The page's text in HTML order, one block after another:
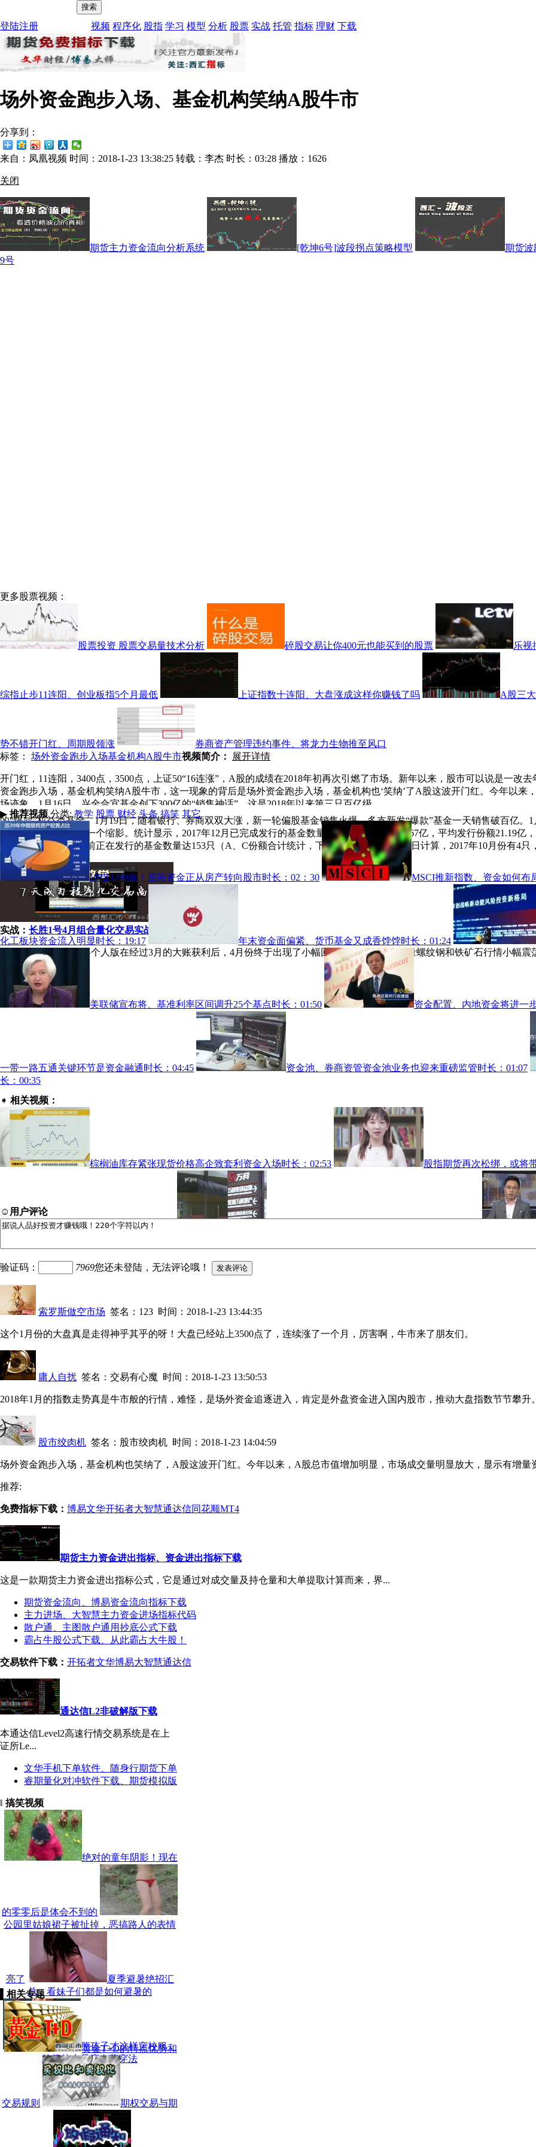
登陆注册 视频 程序化 股指 学习 模型 分析 股票 实战 托管 指标 理财 下载
场外资金跑步入场、基金机构笑纳A股牛市
分享到：
来自：凤凰视频 时间：2018-1-23 13:38:25 转载：李杰 时长：03:28 播放：1626
关闭
期货主力资金流向分析系统 [乾坤6号]波段拐点策略模型 期货波
9号
更多股票视频：
股票投资 股票交易量技术分析 碎股交易让你400元也能买到的股票 乐视
综指止步11连阳、创业板指5个月最低 上证指数十连阳、大盘涨成这样你赚钱了吗 A股三
势不错开门红、周期股领涨
券商资产管理违约事件、将龙力生物推至风口
标签： 场外资金跑步入场基金机构A股牛市视频简介： 展开详情
开门红，11连阳，3400点，3500点，上证50“16连涨”，A股的成绩在2018年初再次引燃了市场。新年以来，股市可以说是一改
资金跑步入场，基金机构笑纳A股牛市，这一现象的背后是场外资金跑步入场，基金机构也‘笑纳’了A股这波开门红。今年以
场迹象。1月16日，兴全合宜基金创下300亿的“销售神话”。这是2018年以来第三只百亿级...
的“爆款”权益类基金。1月19日，随着银行、券商双双大涨，新一轮偏股基金销售火爆，多支新发“爆款”基金一天销售破百亿
成为近期基金销售的一个缩影。统计显示，2017年12月已完成发行的基金数量30只，发行份额635.67亿，平均发行份额21.19
对于市场的追捧。目前正在发行的基金数量达153只（A、C份额合计统计，下同），按照募集起始日计算，2017年10月份有4只，
实战： 长胜1号4月组合量化交易实战交易
长胜1号量化交易策略个人版在经过3月的大账获利后，4月份终于出现了小幅回撤现像，整个四月量螺纹钢和铁矿石行情小幅震
▶ 推荐视频 分类: 教学 股票 财经 头条 搞笑 其它
沪指3200点！居民资金正从房产转向股市时长：02：30 MSCI推新指数、资金如何布
化工板块资金流入明显时长：19:17 年末资金面偏紧、货币基金又成香饽饽时长：01:24
美联储宣布将、基准利率区间调升25个基点时长：01:50 资金配置、内地资金将进一
一带一路五通关键环节是资金融通时长：04:45 资金池、券商资管资金池业务也迎来重磅监管时长：01:07
长：00:35
➧ 相关视频：
棕榈油库存紧张现货价格高企致套利资金入场时长：02:53 股指期货再次松绑，或将
险，揭秘资金池的风险是什么时长：05:59
☺ 用户评论
验证码： 7969您还未登陆，无法评论哦！
索罗斯做空市场 签名：123 时间：2018-1-23 13:44:35
这个1月份的大盘真是走得神乎其乎的呀！大盘已经站上3500点了，连续涨了一个月，厉害啊，牛市来了朋友们。
庸人自扰 签名：交易有心魔 时间：2018-1-23 13:50:53
2018年1月的指数走势真是牛市般的行情，难怪，是场外资金追逐进入，肯定是外盘资金进入国内股市，推动大盘指数节节攀升。
股市绞肉机 签名：股市绞肉机 时间：2018-1-23 14:04:59
场外资金跑步入场，基金机构也笑纳了，A股这波开门红。今年以来，A股总市值增加明显，市场成交量明显放大，显示有增量
推荐:
免费指标下载： 博易文华开拓者大智慧通达信同花顺MT4
期货主力资金进出指标、资金进出指标下载
这是一款期货主力资金进出指标公式，它是通过对成交量及持仓量和大单提取计算而来，界...
期货资金流向、博易资金流向指标下载
主力进场、大智慧主力资金进场指标代码
散户通、主图散户通用抄底公式下载
霸占牛股公式下载、从此霸占大牛股！
交易软件下载： 开拓者文华博易大智慧通达信
通达信L2非破解版下载
本通达信Level2高速行情交易系统是在上
证所Le...
文华手机下单软件、随身行期货下单
睿期量化对冲软件下载、期货模拟版
‖ 搞笑视频
绝对的童年阴影！现在
的零零后是体会不到的
公园里姑娘裙子被扯掉，恶搞路人的表情
亮了
夏季避暑绝招汇
总，看妹子们都是如何避暑的
熊孩子才这样穿校服，
校服的大尺度奇葩穿法
相关专题
黄金T+D的特点优势和
交易规则 期权交易与期